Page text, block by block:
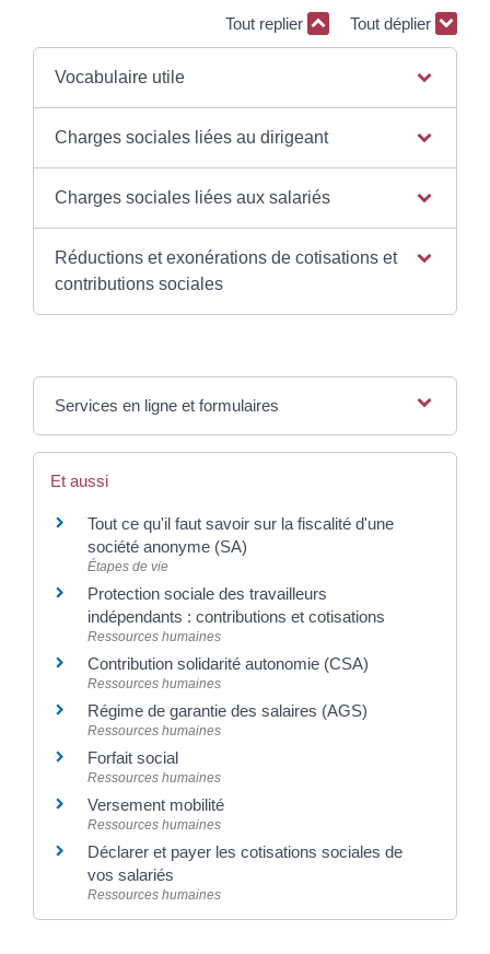
Tout replier Tout déplier
Vocabulaire utile
Charges sociales liées au dirigeant
Charges sociales liées aux salariés
Réductions et exonérations de cotisations et
contributions sociales
Services en ligne et formulaires
Et aussi
Tout ce qu'il faut savoir sur la fiscalité d'une
société anonyme (SA)
Étapes de vie
Protection sociale des travailleurs
indépendants : contributions et cotisations
Ressources humaines
Contribution solidarité autonomie (CSA)
Ressources humaines
Régime de garantie des salaires (AGS)
Ressources humaines
Forfait social
Ressources humaines
Versement mobilité
Ressources humaines
Déclarer et payer les cotisations sociales de
vos salariés
Ressources humaines